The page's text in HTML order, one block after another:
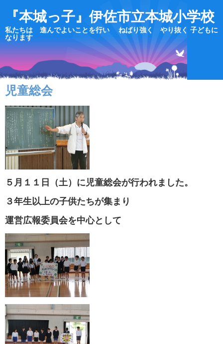
『本城っ子』伊佐市立本城小学校
私たちは 進んでよいことを行い ねばり強く やり抜く 子どもに
なります
児童総会
５月１１日（土）に児童総会が行われました。
３年生以上の子供たちが集まり
運営広報委員会を中心として